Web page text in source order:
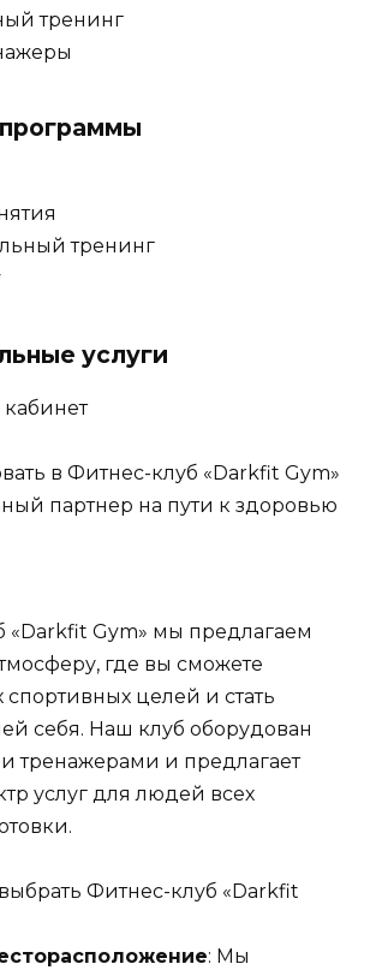
тренинг
тренинг
услуги
в Фитнес-клуб «Darkfit Gym»
партнер на пути к здоровью
«Darkfit Gym» мы предлагаем
где вы сможете
спортивных целей и стать
себя. Наш клуб оборудован
тренажерами и предлагает
услуг для людей всех
Фитнес-клуб «Darkfit
: Мы